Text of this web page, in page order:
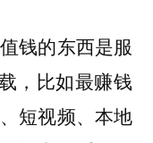
钱的东西是服
，比如最赚钱
短视频、本地